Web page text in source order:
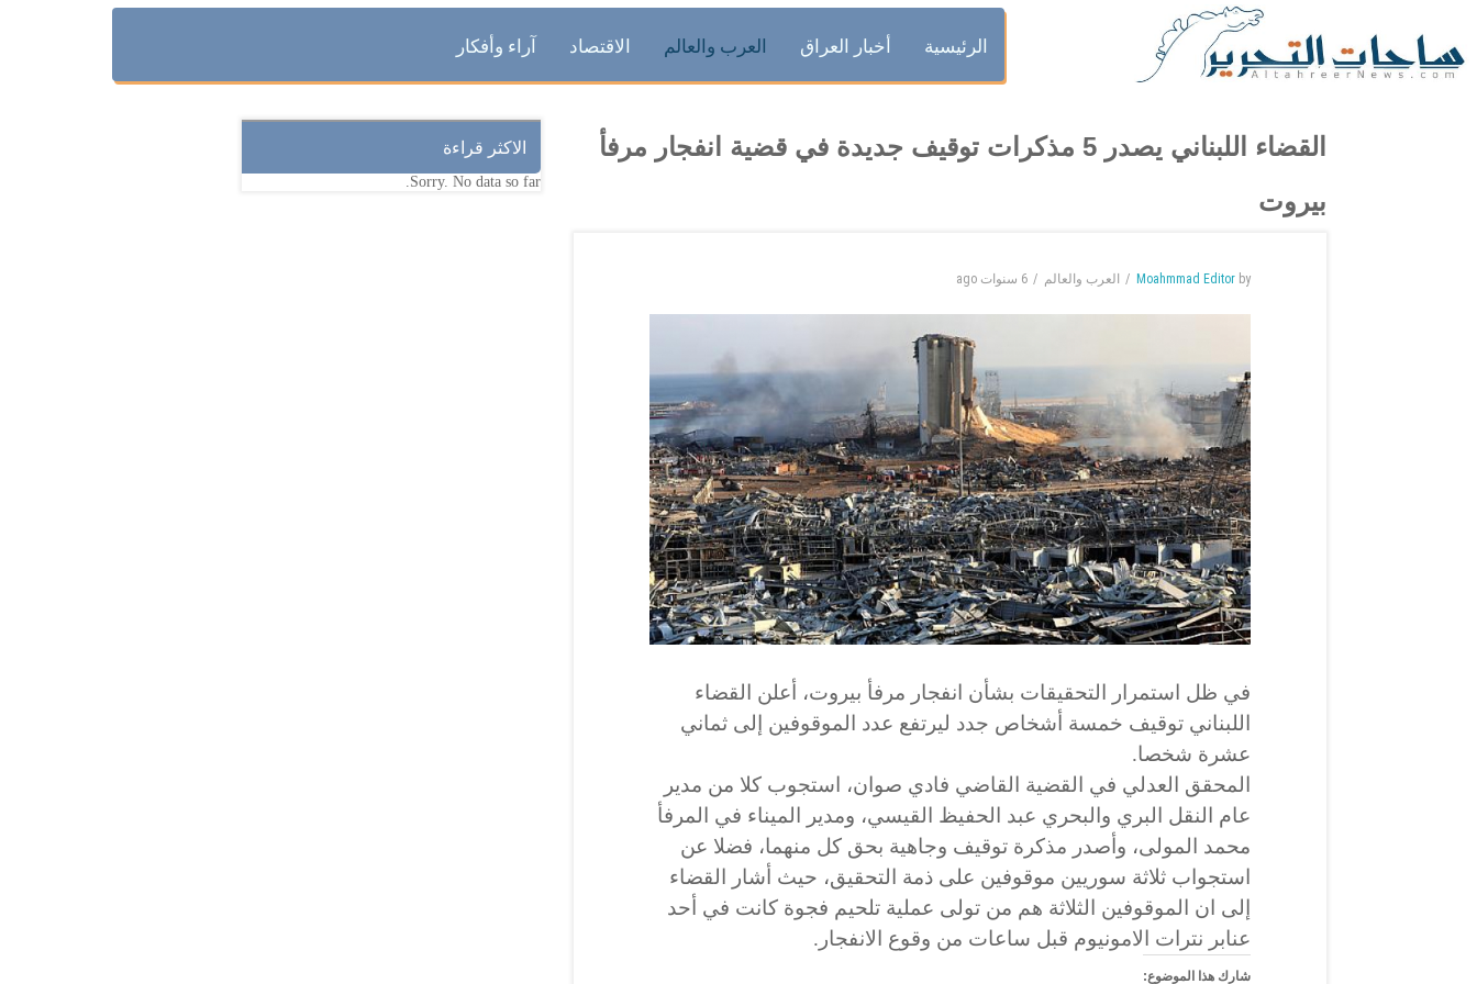
الرئيسية أخبار العراق العرب والعالم الاقتصاد آراء وأفكار
القضاء اللبناني يصدر 5 مذكرات توقيف جديدة في قضية انفجار مرفأ
بيروت
by
Moahmmad Editor العرب والعالم 6 سنوات ago
في ظل استمرار التحقيقات بشأن انفجار مرفأ بيروت، أعلن القضاء
اللبناني توقيف خمسة أشخاص جدد ليرتفع عدد الموقوفين إلى ثماني
عشرة شخصا.
المحقق العدلي في القضية القاضي فادي صوان، استجوب كلا من مدير
عام النقل البري والبحري عبد الحفيظ القيسي، ومدير الميناء في المرفأ
محمد المولى، وأصدر مذكرة توقيف وجاهية بحق كل منهما، فضلا عن
استجواب ثلاثة سوريين موقوفين على ذمة التحقيق، حيث أشار القضاء
إلى ان الموقوفين الثلاثة هم من تولى عملية تلحيم فجوة كانت في أحد
عنابر نترات الامونيوم قبل ساعات من وقوع الانفجار.
شارك هذا الموضوع:
الاكثر قراءة
Sorry. No data so far.